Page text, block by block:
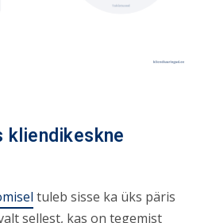
kliendikeskne
tuleb sisse ka üks päris
sellest, kas on tegemist